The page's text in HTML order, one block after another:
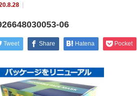
06
Tweet Share Hatena Pocket